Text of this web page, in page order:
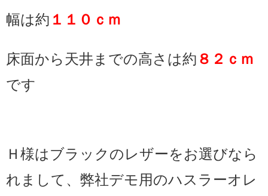
幅は約 １１０ｃｍ
床面から天井までの高さは約 ８２ｃｍ
です
Ｈ様はブラックのレザーをお選びなら
れまして、弊社デモ用のハスラーオレ